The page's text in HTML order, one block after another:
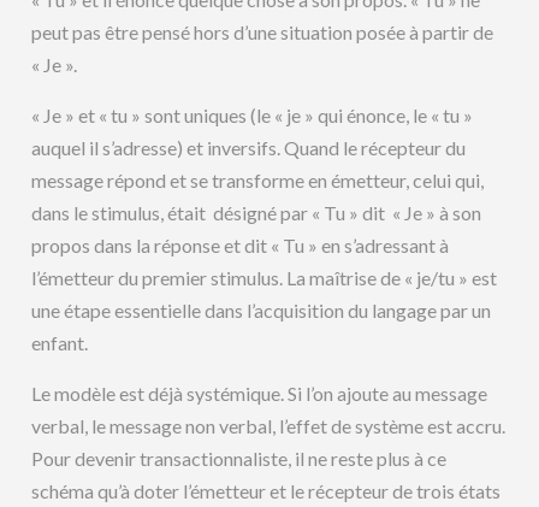
peut pas être pensé hors d’une situation posée à partir de
« Je ».
« Je » et « tu » sont uniques (le « je » qui énonce, le « tu »
auquel il s’adresse) et inversifs. Quand le récepteur du
message répond et se transforme en émetteur, celui qui,
dans le stimulus, était désigné par « Tu » dit « Je » à son
propos dans la réponse et dit « Tu » en s’adressant à
l’émetteur du premier stimulus. La maîtrise de « je/tu » est
une étape essentielle dans l’acquisition du langage par un
enfant.
Le modèle est déjà systémique. Si l’on ajoute au message
verbal, le message non verbal, l’effet de système est accru.
Pour devenir transactionnaliste, il ne reste plus à ce
schéma qu’à doter l’émetteur et le récepteur de trois états